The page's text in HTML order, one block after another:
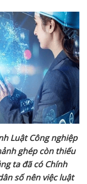
Luật Công nghiệp
ghép còn thiếu
ta đã có Chính
số nên việc luật